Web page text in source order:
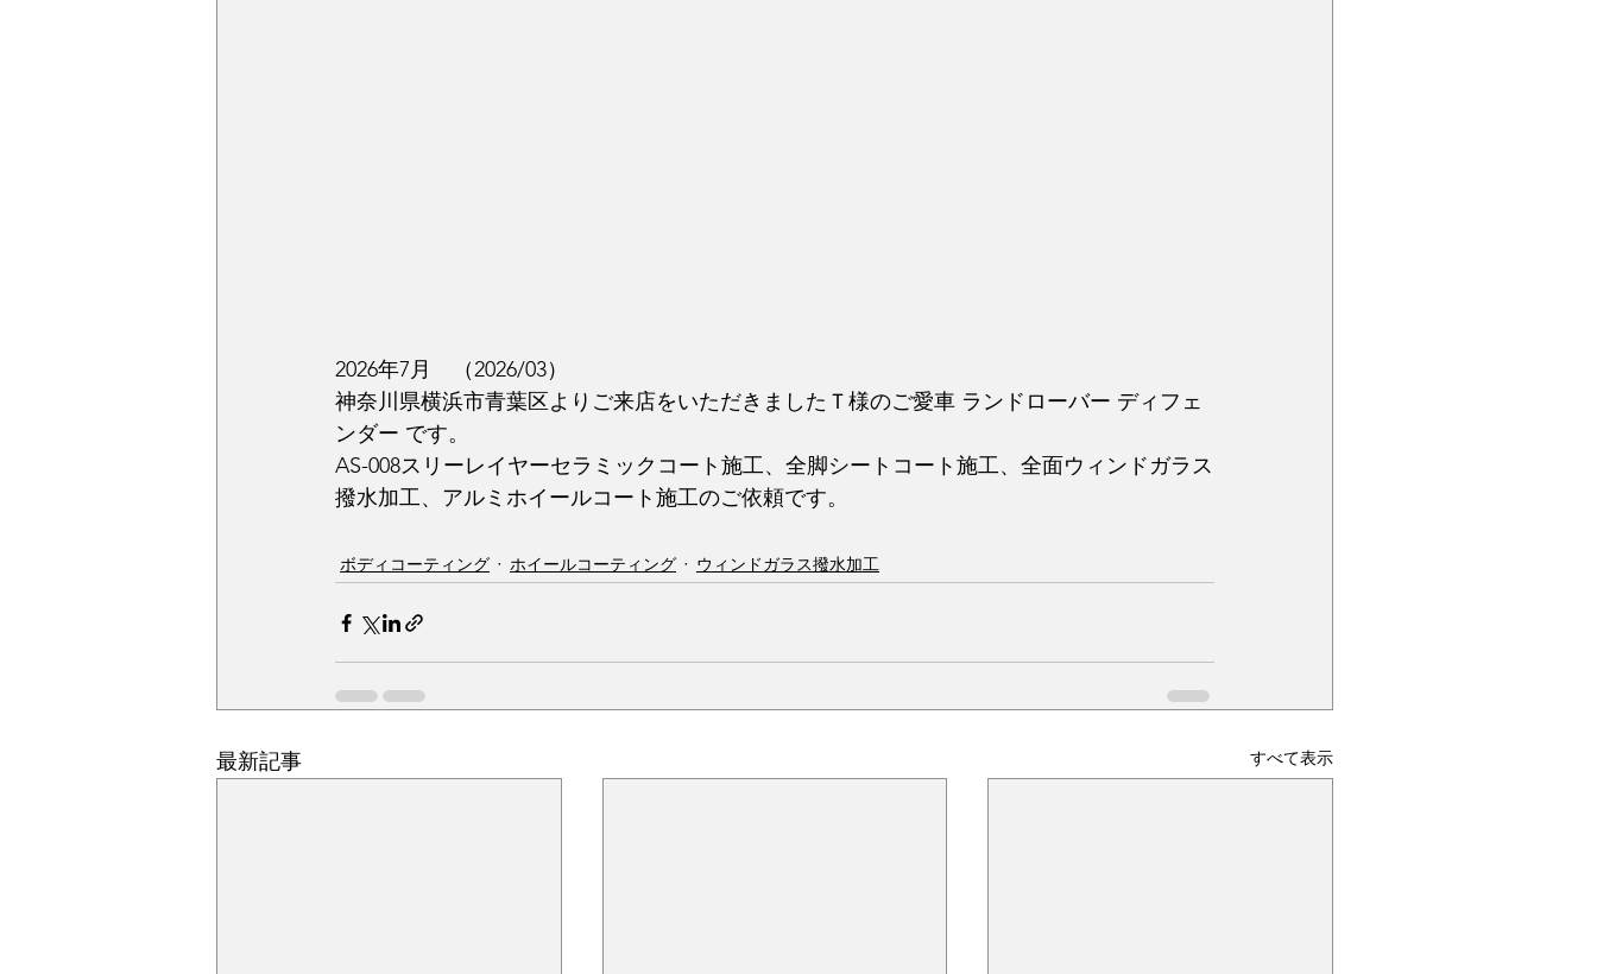
2026年7月　（2026/03）
神奈川県横浜市青葉区よりご来店をいただきましたＴ様のご愛車 ランドローバー ディフェ
ンダー です。
AS-008スリーレイヤーセラミックコート施工、全脚シートコート施工、全面ウィンドガラス
撥水加工、アルミホイールコート施工のご依頼です。
ボディコーティング ホイールコーティング ウィンドガラス撥水加工
最新記事 すべて表示